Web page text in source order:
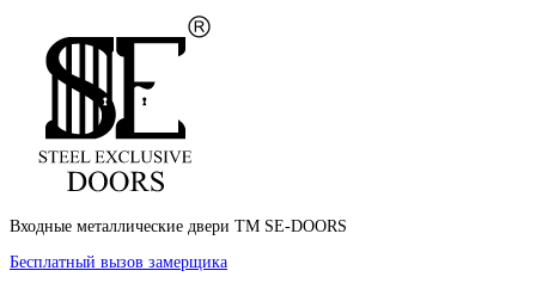
Входные металлические двери TM SE-DOORS
Бесплатный вызов замерщика